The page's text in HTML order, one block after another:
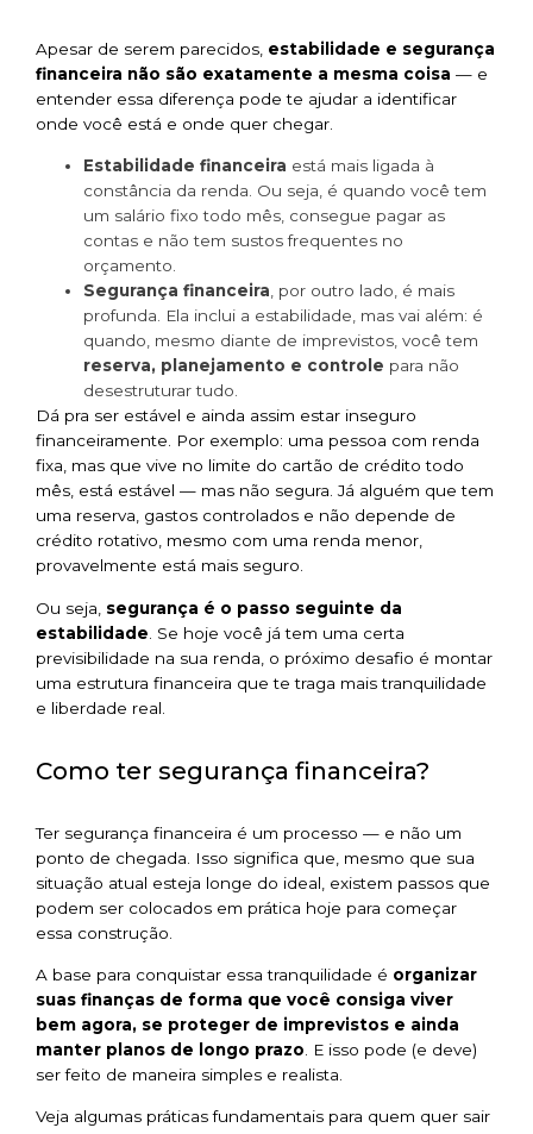
Apesar de serem parecidos, estabilidade e segurança
financeira não são exatamente a mesma coisa — e
entender essa diferença pode te ajudar a identificar
onde você está e onde quer chegar.
Estabilidade financeira está mais ligada à
constância da renda. Ou seja, é quando você tem
um salário fixo todo mês, consegue pagar as
contas e não tem sustos frequentes no
orçamento.
Segurança financeira, por outro lado, é mais
profunda. Ela inclui a estabilidade, mas vai além: é
quando, mesmo diante de imprevistos, você tem
reserva, planejamento e controle para não
desestruturar tudo.
Dá pra ser estável e ainda assim estar inseguro
financeiramente. Por exemplo: uma pessoa com renda
fixa, mas que vive no limite do cartão de crédito todo
mês, está estável — mas não segura. Já alguém que tem
uma reserva, gastos controlados e não depende de
crédito rotativo, mesmo com uma renda menor,
provavelmente está mais seguro.
Ou seja, segurança é o passo seguinte da
estabilidade . Se hoje você já tem uma certa
previsibilidade na sua renda, o próximo desafio é montar
uma estrutura financeira que te traga mais tranquilidade
e liberdade real.
Como ter segurança financeira?
Ter segurança financeira é um processo — e não um
ponto de chegada. Isso significa que, mesmo que sua
situação atual esteja longe do ideal, existem passos que
podem ser colocados em prática hoje para começar
essa construção.
A base para conquistar essa tranquilidade é organizar
suas finanças de forma que você consiga viver
bem agora, se proteger de imprevistos e ainda
manter planos de longo prazo . E isso pode (e deve)
ser feito de maneira simples e realista.
Veja algumas práticas fundamentais para quem quer sair